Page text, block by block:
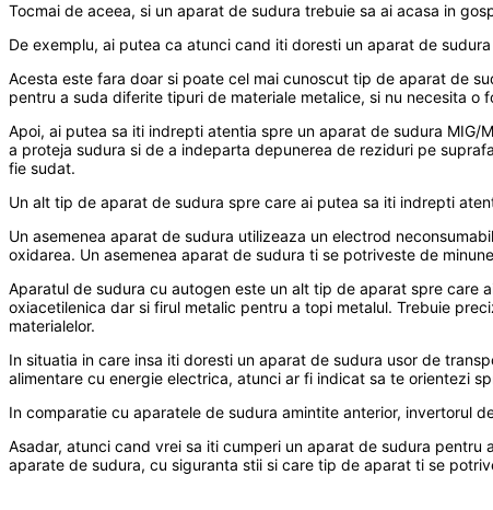
Tocmai de aceea, si un aparat de sudura trebuie sa ai acasa in
De exemplu, ai putea ca atunci cand iti doresti un aparat de
Acesta este fara doar si poate cel mai cunoscut tip de aparat de
pentru a suda diferite tipuri de materiale metalice, si nu necesita o
Apoi, ai putea sa iti indrepti atentia spre un aparat de sudura MIG/
a proteja sudura si de a indeparta depunerea de reziduri pe
fie sudat.
Un alt tip de aparat de sudura spre care ai putea sa iti indrepti
Un asemenea aparat de sudura utilizeaza un electrod
oxidarea. Un asemenea aparat de sudura ti se potriveste de
Aparatul de sudura cu autogen este un alt tip de aparat spre care
oxiacetilenica dar si firul metalic pentru a topi metalul. Trebuie
materialelor.
In situatia in care insa iti doresti un aparat de sudura usor de
alimentare cu energie electrica, atunci ar fi indicat sa te orientezi
In comparatie cu aparatele de sudura amintite anterior, invertorul
Asadar, atunci cand vrei sa iti cumperi un aparat de sudura
aparate de sudura, cu siguranta stii si care tip de aparat ti se